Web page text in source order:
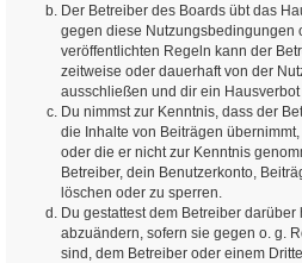
Der Betreiber des Boards übt das
gegen diese Nutzungsbedingungen
veröffentlichten Regeln kann der
zeitweise oder dauerhaft von der
ausschließen und dir ein Hausverbot
Du nimmst zur Kenntnis, dass der
die Inhalte von Beiträgen
oder die er nicht zur Kenntnis
Betreiber, dein Benutzerkonto,
löschen oder zu sperren.
Du gestattest dem Betreiber
abzuändern, sofern sie gegen o. g.
sind, dem Betreiber oder einem